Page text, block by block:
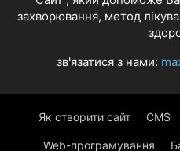
захворювання, метод
зв'язатися з нами:
Як створити сайт CMS
Web-програмування